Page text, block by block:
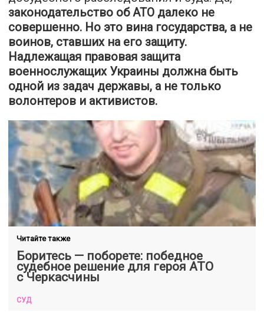
законодательство об АТО далеко не
совершенно. Но это вина государства, а не
воинов, ставших на его защиту.
Надлежащая правовая защита
военнослужащих Украины должна быть
одной из задач державы, а не только
волонтеров и активистов.
Читайте также
Боритесь — поборете: победное
судебное решение для героя АТО
с Черкасчины
СУД